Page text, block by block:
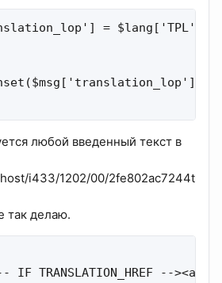
=
любой введенный текст в
i433/1202/00/2fe802ac7244t
так делаю.
IF TRANSLATION_HREF --><a